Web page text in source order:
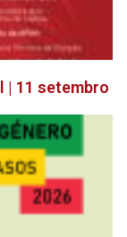
| 11 setembro